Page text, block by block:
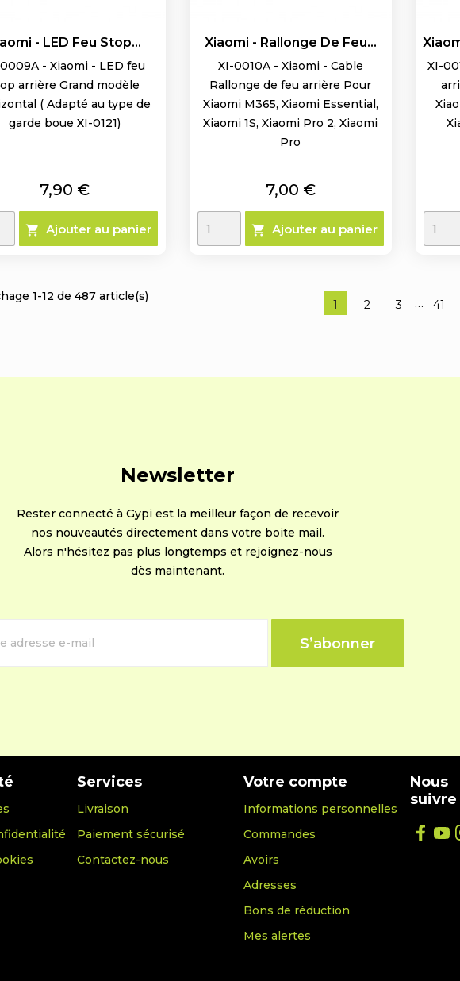
- LED Feu Stop...
- Xiaomi - LED feu
arrière Grand modèle
( Adapté au type de
garde boue XI-0121)
Prix
7,90 €
 Ajouter au panier
Xiaomi - Rallonge De Feu...
XI-0010A - Xiaomi - Cable
Rallonge de feu arrière Pour
Xiaomi M365, Xiaomi Essential,
Xiaomi 1S, Xiaomi Pro 2, Xiaomi
Pro
Prix
7,00 €
 Ajouter au panier
XI-
1-12 de 487 article(s)
1 2 3 … 41
Newsletter
Rester connecté à Gypi est la meilleur façon de recevoir
nos nouveautés directement dans votre boite mail.
Alors n'hésitez pas plus longtemps et rejoignez-nous
dès maintenant.
Services
Livraison
Paiement sécurisé
Contactez-nous
Votre compte
Informations personnelles
Commandes
Avoirs
Adresses
Bons de réduction
Mes alertes
Nous
suivre